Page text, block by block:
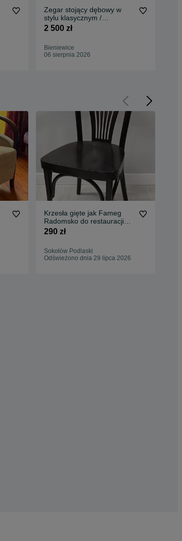
Zegar stojący dębowy w
stylu klasycznym /
holenderskim Grandfather
2 500 zł
Bieniewice
06 sierpnia 2026
Krzesła gięte jak Fameg
Radomsko do restauracji
jak nowe
290 zł
Sokołów Podlaski
Odświeżono dnia 29 lipca 2026